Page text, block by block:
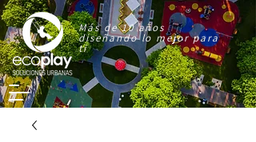
Más de 10 años
diseñando lo mejor para
ti